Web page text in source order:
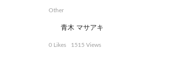
Other
青木 マサアキ
0 Likes 1515 Views